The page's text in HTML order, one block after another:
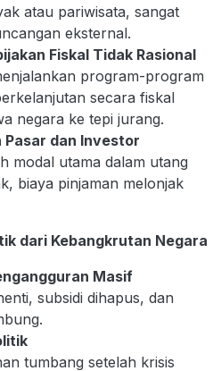
atau pariwisata, sangat
eksternal.
Fiskal Tidak Rasional
program-program
secara fiskal
negara ke tepi jurang.
dan Investor
modal utama dalam utang
biaya pinjaman melonjak
dari Kebangkrutan Negara
Masif
subsidi dihapus, dan
tumbang setelah krisis